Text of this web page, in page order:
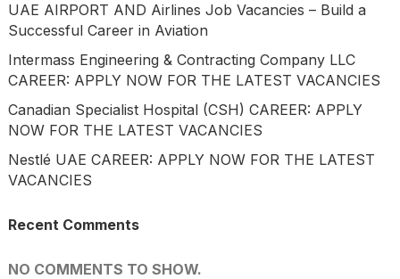
UAE AIRPORT AND Airlines Job Vacancies – Build a
Successful Career in Aviation
Intermass Engineering & Contracting Company LLC
CAREER: APPLY NOW FOR THE LATEST VACANCIES
Canadian Specialist Hospital (CSH) CAREER: APPLY
NOW FOR THE LATEST VACANCIES
Nestlé UAE CAREER: APPLY NOW FOR THE LATEST
VACANCIES
Recent Comments
NO COMMENTS TO SHOW.